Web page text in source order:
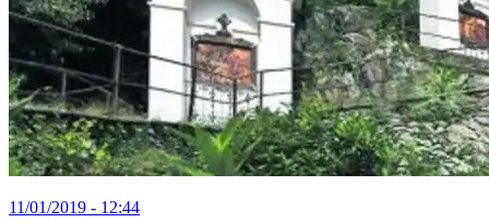
11/01/2019 - 12:44